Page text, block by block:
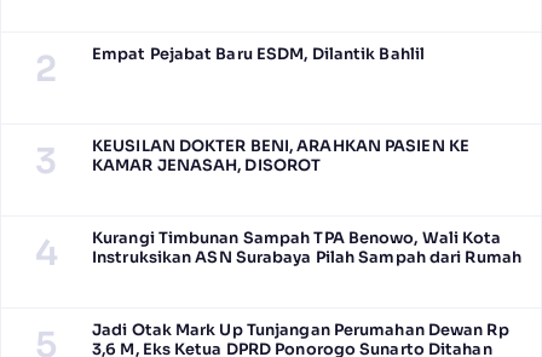
2 Empat Pejabat Baru ESDM, Dilantik Bahlil
3
KEUSILAN DOKTER BENI, ARAHKAN PASIEN KE
KAMAR JENASAH, DISOROT
4
Kurangi Timbunan Sampah TPA Benowo, Wali Kota
Instruksikan ASN Surabaya Pilah Sampah dari Rumah
5
Jadi Otak Mark Up Tunjangan Perumahan Dewan Rp
3,6 M, Eks Ketua DPRD Ponorogo Sunarto Ditahan